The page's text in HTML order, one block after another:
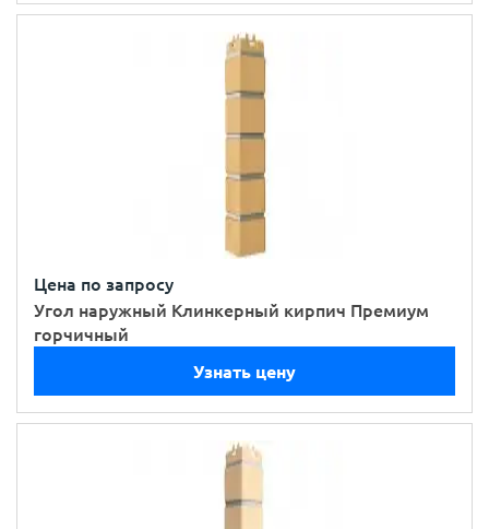
Цена по запросу
Угол наружный Клинкерный кирпич Премиум
горчичный
Узнать цену